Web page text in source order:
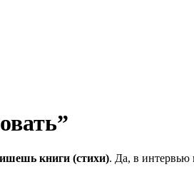
книги (стихи). Да, в интервью